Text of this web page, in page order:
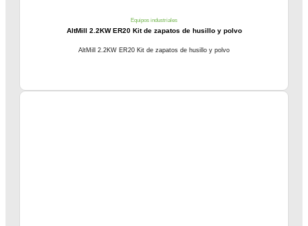
Equipos industriales
AltMill 2.2KW ER20 Kit de zapatos de husillo y polvo
AltMill 2.2KW ER20 Kit de zapatos de husillo y polvo